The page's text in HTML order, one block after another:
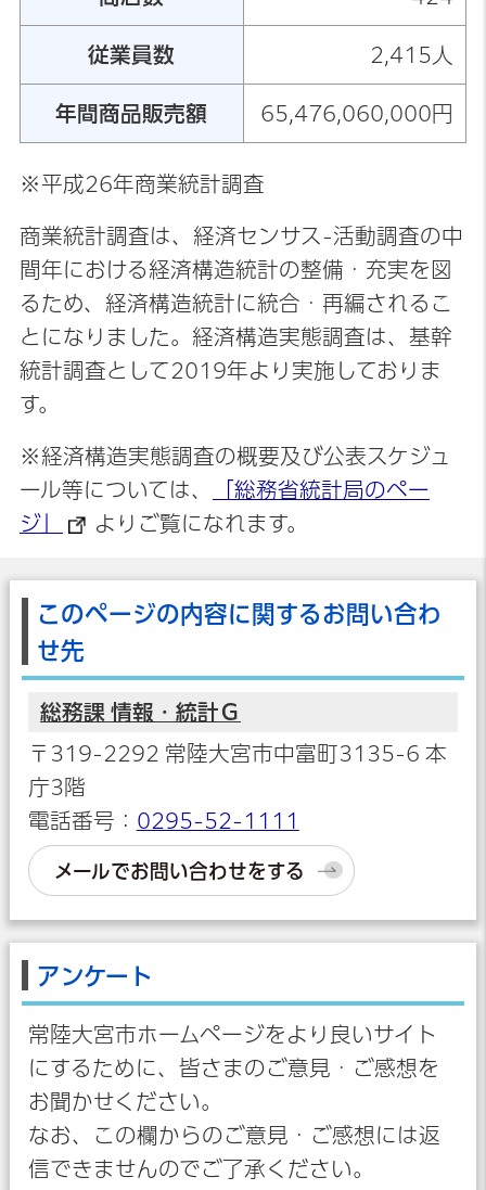
従業員数 2,415人
年間商品販売額 65,476,060,000円
※平成26年商業統計調査
商業統計調査は、経済センサス-活動調査の中
間年における経済構造統計の整備・充実を図
るため、経済構造統計に統合・再編されるこ
とになりました。経済構造実態調査は、基幹
統計調査として2019年より実施しておりま
す。
※経済構造実態調査の概要及び公表スケジュ
ール等については、
「総務省統計局のペー
ジ」
よりご覧になれます。
このページの内容に関するお問い合わ
せ先
総務課 情報・統計Ｇ
〒319-2292 常陸大宮市中富町3135-6 本
庁3階
電話番号： 0295-52-1111
メールでお問い合わせをする
アンケート
常陸大宮市ホームページをより良いサイト
にするために、皆さまのご意見・ご感想を
お聞かせください。
なお、この欄からのご意見・ご感想には返
信できませんのでご了承ください。